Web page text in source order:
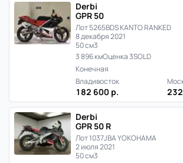
Derbi
GPR 50
Лот 5265BDS KANTO RANKED
8 декабря 2021
50 см3
3 896 кмОценка 3SOLD
Конечная
Владивосток
182 600 р.
Derbi
GPR 50 R
Лот 1037JBA YOKOHAMA
2 июля 2021
50 см3